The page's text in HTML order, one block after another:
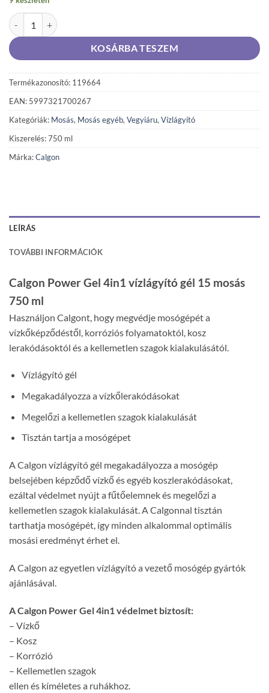
Calgon Power Gel 4in1 vízlágyító gél 15 mosás 750 ml mennyiség
KOSÁRBA TESZEM
Termékazonosító: 119664
EAN: 5997321700267
Kategóriák: Mosás, Mosás egyéb, Vegyiáru, Vízlágyító
Kiszerelés: 750 ml
Márka:Calgon
LEÍRÁS
TOVÁBBI INFORMÁCIÓK
Calgon Power Gel 4in1 vízlágyító gél 15 mosás
750 ml
Használjon Calgont, hogy megvédje mosógépét a
vízkőképződéstől, korróziós folyamatoktól, kosz
lerakódásoktól és a kellemetlen szagok kialakulásától.
Vízlágyító gél
Megakadályozza a vízkőlerakódásokat
Megelőzi a kellemetlen szagok kialakulását
Tisztán tartja a mosógépet
A Calgon vízlágyító gél megakadályozza a mosógép
belsejében képződő vízkő és egyéb koszlerakódásokat,
ezáltal védelmet nyújt a fűtőelemnek és megelőzi a
kellemetlen szagok kialakulását. A Calgonnal tisztán
tarthatja mosógépét, így minden alkalommal optimális
mosási eredményt érhet el.
A Calgon az egyetlen vízlágyító a vezető mosógép gyártók
ajánlásával.
A Calgon Power Gel 4in1 védelmet biztosít:
– Vízkő
– Kosz
– Korrózió
– Kellemetlen szagok
ellen és kíméletes a ruhákhoz.